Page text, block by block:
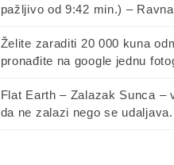
Eksperiment sa brodom na
moru u svrhu dokazivanja
zakrivljenosti Zemlje –
Zemlja
9 Godina Ago Admin
U školama i dan danas uče da je
pažljivo od 9:42 min.) –
Želite zaraditi 20 000 kuna
pronađite na google jednu
Flat Earth – Zalazak Sunca –
da ne zalazi nego se udaljava.